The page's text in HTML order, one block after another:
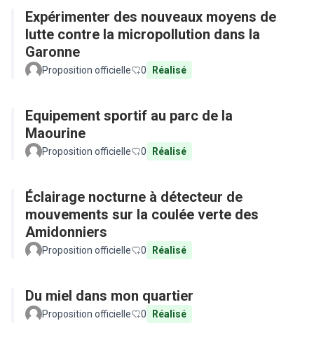
Expérimenter des nouveaux moyens de
lutte contre la micropollution dans la
Garonne
Proposition officielle 0 Réalisé
Equipement sportif au parc de la
Maourine
Proposition officielle 0 Réalisé
Éclairage nocturne à détecteur de
mouvements sur la coulée verte des
Amidonniers
Proposition officielle 0 Réalisé
Du miel dans mon quartier
Proposition officielle 0 Réalisé